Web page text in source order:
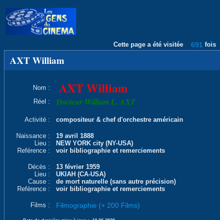
Cette page a été visitée 691 fois
AXT William
Nom : AXT William
Réel : Docteur William L. AXT
Activité : compositeur & chef d'orchestre américain
Naissance :
19 avril 1888
Lieu :
NEW YORK city (NY-USA)
Reférence :
voir bibliographie et remerciements
Décès :
13 février 1959
Lieu :
UKIAH (CA-USA)
Cause :
de mort naturelle (sans autre précision)
Reférence :
voir bibliographie et remerciements
Films : Filmographie (+ 200 Films)